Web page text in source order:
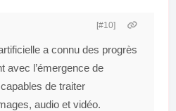
[#10]
a connu des progrès
avec l’émergence de
de traiter
audio et vidéo.